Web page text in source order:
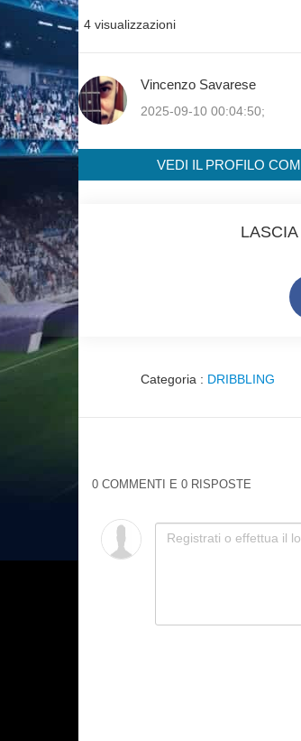
4 visualizzazioni
Vincenzo Savarese
2025-09-10 00:04:50;
VEDI IL PROFILO
Categoria : DRIBBLING
0 COMMENTI E 0 RISPOSTE